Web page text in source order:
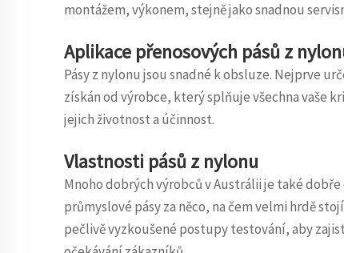
montážem, výkonem, stejně jako snadnou
Aplikace přenosových pásů z
Pásy z nylonu jsou snadné k obsluze. Nejprve
získán od výrobce, který splňuje všechna vaše
jejich životnost a účinnost.
Vlastnosti pásů z nylonu
Mnoho dobrých výrobců v Austrálii je také
průmyslové pásy za něco, na čem velmi hrdě
pečlivě vyzkoušené postupy testování, aby